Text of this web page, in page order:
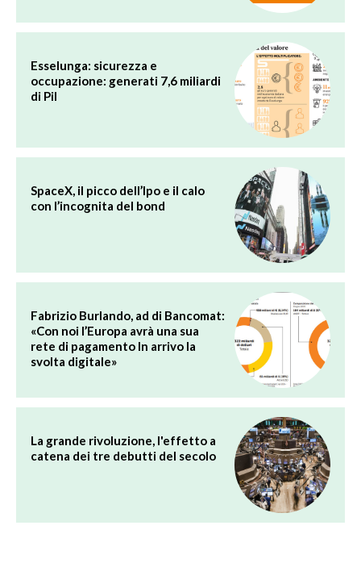
Esselunga: sicurezza e
occupazione: generati 7,6 miliardi
di Pil
SpaceX, il picco dell’Ipo e il calo
con l’incognita del bond
Fabrizio Burlando, ad di Bancomat:
«Con noi l’Europa avrà una sua
rete di pagamento In arrivo la
svolta digitale»
La grande rivoluzione, l'effetto a
catena dei tre debutti del secolo